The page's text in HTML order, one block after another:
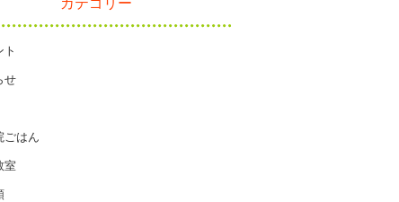
ト
せ
ごはん
室